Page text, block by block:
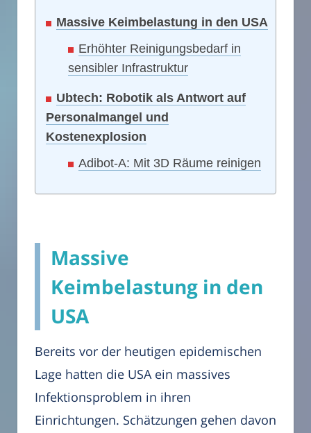
Massive Keimbelastung in den USA
Erhöhter Reinigungsbedarf in
sensibler Infrastruktur
Ubtech: Robotik als Antwort auf
Personalmangel und
Kostenexplosion
Adibot-A: Mit 3D Räume reinigen
Massive
Keimbelastung in den
USA
Bereits vor der heutigen epidemischen
Lage hatten die USA ein massives
Infektionsproblem in ihren
Einrichtungen. Schätzungen gehen davon